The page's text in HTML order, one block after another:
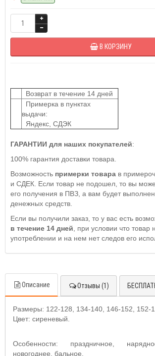
В КОРЗИНУ
Возврат в течение 14 дней
Примерка в пунктах
выдачи:
Яндекс, СДЭК
ГАРАНТИИ для наших покупателей:
100% гарантия доставки товара.
Возможность примерки товара в
и СДЕК. Если товар не подошел, то вы
его получения в ПВЗ, а вам будет выполнен
денежных средств.
Если вы получили заказ, то у вас есть
в течение 14 дней , при условии что товар
употреблении и на нем нет следов его
Описание Отзывы (1)
Размеры: 122-128, 134-140, 146-152, 152-
Цвет: сиреневый.
Особенности: праздничное,
новогоднее, бальное.